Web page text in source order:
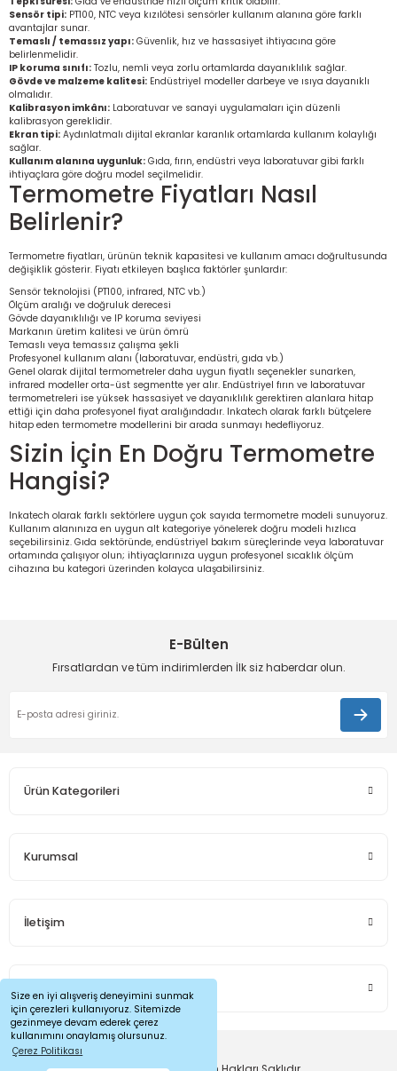
Size en iyi alışveriş deneyimini sunmak
için çerezleri kullanıyoruz. Sitemizde
gezinmeye devam ederek çerez
kullanımını onaylamış olursunuz.
Çerez Politikası
Sensör tipi: PT100, NTC veya kızılötesi sensörler kullanım alanına göre farklı
avantajlar sunar.
Temaslı / temassız yapı: Güvenlik, hız ve hassasiyet ihtiyacına göre
belirlenmelidir.
IP koruma sınıfı: Tozlu, nemli veya zorlu ortamlarda dayanıklılık sağlar.
Gövde ve malzeme kalitesi: Endüstriyel modeller darbeye ve ısıya dayanıklı
olmalıdır.
Kalibrasyon imkânı: Laboratuvar ve sanayi uygulamaları için düzenli
kalibrasyon gereklidir.
Ekran tipi: Aydınlatmalı dijital ekranlar karanlık ortamlarda kullanım kolaylığı
sağlar.
Kullanım alanına uygunluk: Gıda, fırın, endüstri veya laboratuvar gibi farklı
ihtiyaçlara göre doğru model seçilmelidir.
Termometre Fiyatları Nasıl
Belirlenir?
Termometre fiyatları, ürünün teknik kapasitesi ve kullanım amacı doğrultusunda
değişiklik gösterir. Fiyatı etkileyen başlıca faktörler şunlardır:
Sensör teknolojisi (PT100, infrared, NTC vb.)
Ölçüm aralığı ve doğruluk derecesi
Gövde dayanıklılığı ve IP koruma seviyesi
Markanın üretim kalitesi ve ürün ömrü
Temaslı veya temassız çalışma şekli
Profesyonel kullanım alanı (laboratuvar, endüstri, gıda vb.)
Genel olarak dijital termometreler daha uygun fiyatlı seçenekler sunarken,
infrared modeller orta-üst segmentte yer alır. Endüstriyel fırın ve laboratuvar
termometreleri ise yüksek hassasiyet ve dayanıklılık gerektiren alanlara hitap
ettiği için daha profesyonel fiyat aralığındadır. Inkatech olarak farklı bütçelere
hitap eden termometre modellerini bir arada sunmayı hedefliyoruz.
Sizin İçin En Doğru Termometre
Hangisi?
Inkatech olarak farklı sektörlere uygun çok sayıda termometre modeli sunuyoruz.
Kullanım alanınıza en uygun alt kategoriye yönelerek doğru modeli hızlıca
seçebilirsiniz. Gıda sektöründe, endüstriyel bakım süreçlerinde veya laboratuvar
ortamında çalışıyor olun; ihtiyaçlarınıza uygun profesyonel sıcaklık ölçüm
cihazına bu kategori üzerinden kolayca ulaşabilirsiniz.
E-Bülten
Fırsatlardan ve tüm indirimlerden İlk siz haberdar olun.
Ürün Kategorileri
Kurumsal
İletişim